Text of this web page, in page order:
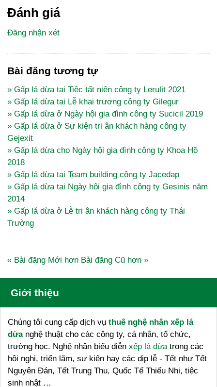
Đánh giá
Đăng nhận xét
Bài đăng tương tự
» Gấp lá dừa tại Tiệc tất niên công ty Lerulit 2021
» Gấp lá dừa tại Lễ khai trương công ty Gilegur
» Gấp lá dừa ở Ngày hội gia đình công ty Sucicil 2019
» Gấp lá dừa ở Sự kiện tri ân khách hàng công ty
Gejexit
» Gấp lá dừa cho Ngày hội gia đình công ty Khoa Hồ
2018
» Gấp lá dừa tại Team building công ty Jacedap
» Gấp lá dừa tại Ngày hội gia đình công ty Gesinis năm
2014
» Gấp lá dừa ở Lễ tri ân khách hàng công ty Thái
Trường
« Bài đăng Mới hơn Bài đăng Cũ hơn »
Giới thiệu
Chúng tôi cung cấp dịch vụ thuê nghệ nhân xếp lá
dừanghệ thuật cho các công ty, cá nhân, tổ chức,
trường học. Nghệ nhân biểu diễn xếp lá dừatrong các
hội nghị, triển lãm, sự kiện hay các dịp lễ - Tết như Tết
Nguyên Đán, Tết Trung Thu, Quốc Tế Thiếu Nhi, tiệc
sinh nhật …